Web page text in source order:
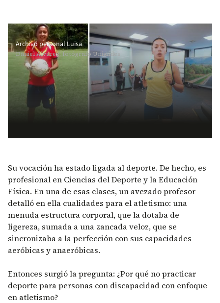
Archivo personal Luisa
Daniel Álvarez, fotógrafo Uniandes
Su vocación ha estado ligada al deporte. De hecho, es
profesional en Ciencias del Deporte y la Educación
Física. En una de esas clases, un avezado profesor
detalló en ella cualidades para el atletismo: una
menuda estructura corporal, que la dotaba de
ligereza, sumada a una zancada veloz, que se
sincronizaba a la perfección con sus capacidades
aeróbicas y anaeróbicas.
Entonces surgió la pregunta: ¿Por qué no practicar
deporte para personas con discapacidad con enfoque
en atletismo?